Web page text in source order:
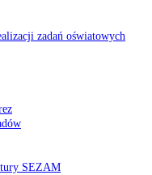
zadań oświatowych
SEZAM